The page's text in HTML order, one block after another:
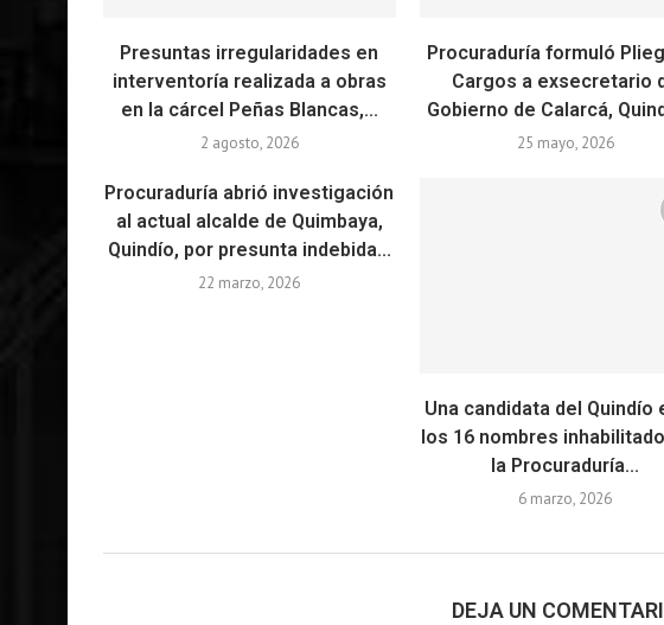
Presuntas irregularidades en
interventoría realizada a obras
en la cárcel Peñas Blancas,...
2 agosto, 2026
Procuraduría formuló
Cargos a exsecretario
Gobierno de Calarcá,
25 mayo, 2026
Procuraduría abrió investigación
al actual alcalde de Quimbaya,
Quindío, por presunta indebida...
22 marzo, 2026
Una candidata del Quindío
los 16 nombres
la Procuraduría...
6 marzo, 2026
DEJA UN